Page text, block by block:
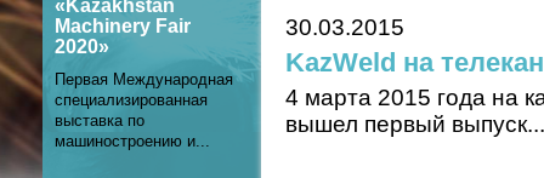
30.03.2015
KazWeld на
4 марта 2015 года на
вышел первый выпуск...
«Kazakhstan
Machinery Fair
2020»
Первая Международная
специализированная
выставка по
машиностроению и...